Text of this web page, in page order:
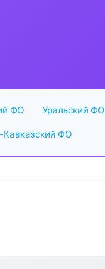
ФО Уральский ФО
Кавказский ФО